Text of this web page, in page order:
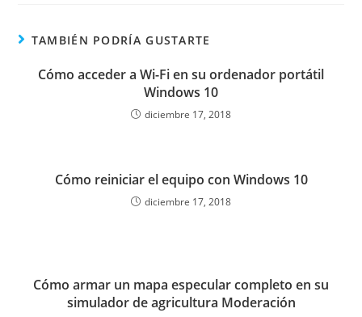
TAMBIÉN PODRÍA GUSTARTE
Cómo acceder a Wi-Fi en su ordenador portátil
Windows 10
diciembre 17, 2018
Cómo reiniciar el equipo con Windows 10
diciembre 17, 2018
Cómo armar un mapa especular completo en su
simulador de agricultura Moderación